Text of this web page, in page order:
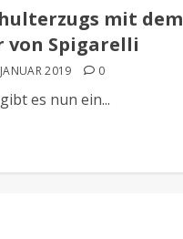
mit dem
von Spigarelli
2019 0
es nun ein...